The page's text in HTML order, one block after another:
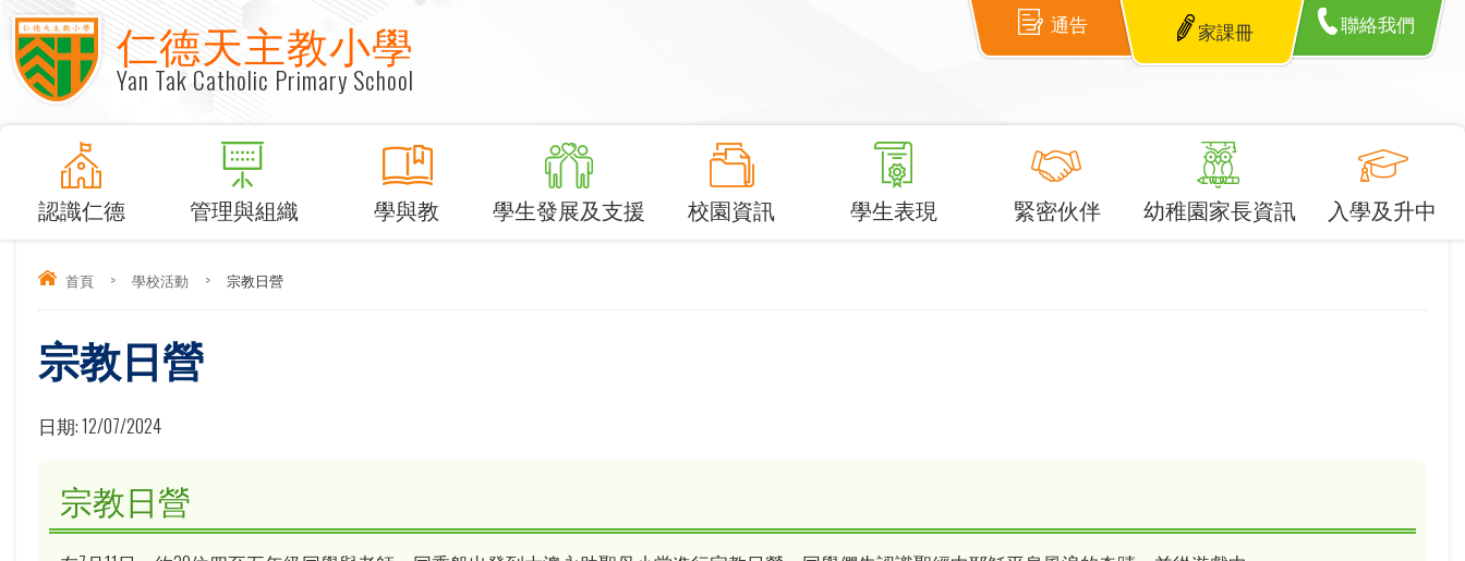
仁德天主教小學
Yan Tak Catholic Primary School
通告 家課冊 聯絡我們
認識仁德 管理與組織 學與教 學生發展及支援 校園資訊 學生表現 緊密伙伴 幼稚園家長資訊 入學及升中
首頁 > 學校活動 > 宗教日營
宗教日營
日期:12/07/2024
宗教日營